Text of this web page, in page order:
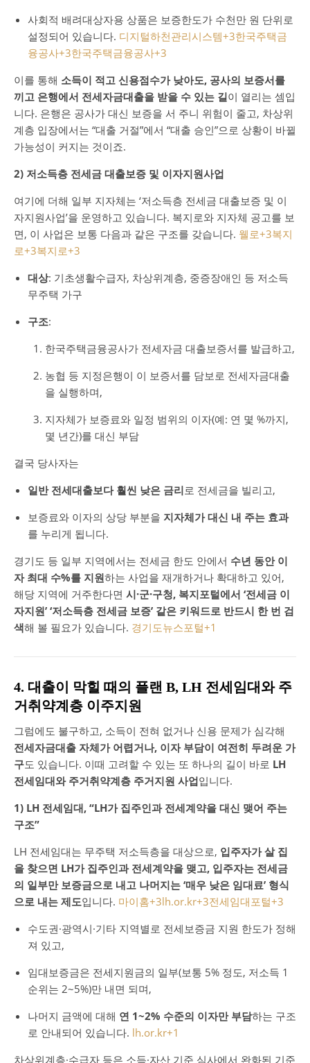
사회적 배려대상자용 상품은 보증한도가 수천만 원 단위로
설정되어 있습니다. 디지털하천관리시스템+3한국주택금
융공사+3한국주택금융공사+3
이를 통해 소득이 적고 신용점수가 낮아도, 공사의 보증서를
끼고 은행에서 전세자금대출을 받을 수 있는 길이 열리는 셈입
니다. 은행은 공사가 대신 보증을 서 주니 위험이 줄고, 차상위
계층 입장에서는 “대출 거절”에서 “대출 승인”으로 상황이 바뀔
가능성이 커지는 것이죠.
2) 저소득층 전세금 대출보증 및 이자지원사업
여기에 더해 일부 지자체는 ‘저소득층 전세금 대출보증 및 이
자지원사업’을 운영하고 있습니다. 복지로와 지자체 공고를 보
면, 이 사업은 보통 다음과 같은 구조를 갖습니다. 웰로+3복지
로+3복지로+3
대상: 기초생활수급자, 차상위계층, 중증장애인 등 저소득
무주택 가구
구조:
한국주택금융공사가 전세자금 대출보증서를 발급하고,
농협 등 지정은행이 이 보증서를 담보로 전세자금대출
을 실행하며,
지자체가 보증료와 일정 범위의 이자(예: 연 몇 %까지,
몇 년간)를 대신 부담
결국 당사자는
일반 전세대출보다 훨씬 낮은 금리로 전세금을 빌리고,
보증료와 이자의 상당 부분을 지자체가 대신 내 주는 효과
를 누리게 됩니다.
경기도 등 일부 지역에서는 전세금 한도 안에서 수년 동안 이
자 최대 수%를 지원하는 사업을 재개하거나 확대하고 있어,
해당 지역에 거주한다면 시·군·구청, 복지포털에서 ‘전세금 이
자지원’ ‘저소득층 전세금 보증’ 같은 키워드로 반드시 한 번 검
색해 볼 필요가 있습니다. 경기도뉴스포털+1
4. 대출이 막힐 때의 플랜 B, LH 전세임대와 주
거취약계층 이주지원
그럼에도 불구하고, 소득이 전혀 없거나 신용 문제가 심각해
전세자금대출 자체가 어렵거나, 이자 부담이 여전히 두려운 가
구도 있습니다. 이때 고려할 수 있는 또 하나의 길이 바로 LH
전세임대와 주거취약계층 주거지원 사업입니다.
1) LH 전세임대, “LH가 집주인과 전세계약을 대신 맺어 주는
구조”
LH 전세임대는 무주택 저소득층을 대상으로, 입주자가 살 집
을 찾으면 LH가 집주인과 전세계약을 맺고, 입주자는 전세금
의 일부만 보증금으로 내고 나머지는 ‘매우 낮은 임대료’ 형식
으로 내는 제도입니다. 마이홈+3lh.or.kr+3전세임대포털+3
수도권·광역시·기타 지역별로 전세보증금 지원 한도가 정해
져 있고,
임대보증금은 전세지원금의 일부(보통 5% 정도, 저소득 1
순위는 2~5%)만 내면 되며,
나머지 금액에 대해 연 1~2% 수준의 이자만 부담하는 구조
로 안내되어 있습니다. lh.or.kr+1
차상위계층·수급자 등은 소득·자산 기준 심사에서 완화된 기준